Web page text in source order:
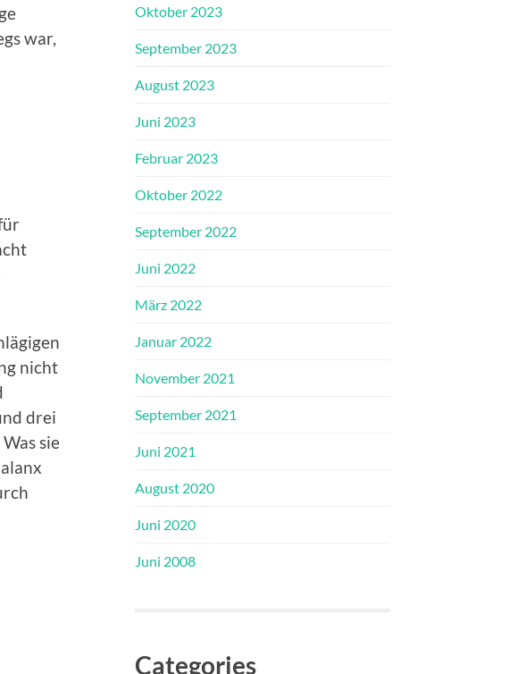
war,
nicht
drei
sie
Oktober 2023
September 2023
August 2023
Juni 2023
Februar 2023
Oktober 2022
September 2022
Juni 2022
März 2022
Januar 2022
November 2021
September 2021
Juni 2021
August 2020
Juni 2020
Juni 2008
Categories